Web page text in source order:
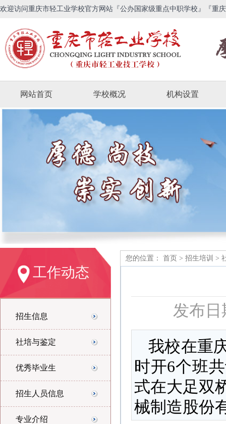
欢迎访问重庆市轻工业学校官方网站『公办国家级重点中职学校』『重
网站首页 学校概况 机构设置
工作动态
招生信息
社培与鉴定
优秀毕业生
招生人员信息
专业介绍
您的位置： 首页 >招生培训 >
发布
我校在重
时开6个班
式在大足双
械制造股份